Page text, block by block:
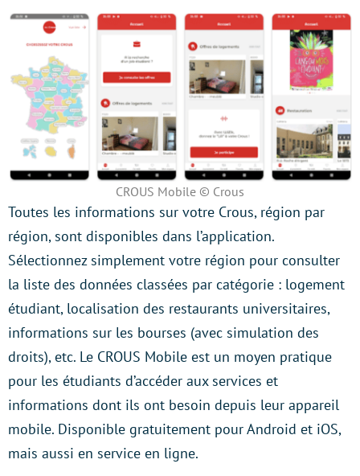
CROUS Mobile © Crous
Toutes les informations sur votre Crous, région par
région, sont disponibles dans l’application.
Sélectionnez simplement votre région pour consulter
la liste des données classées par catégorie : logement
étudiant, localisation des restaurants universitaires,
informations sur les bourses (avec simulation des
droits), etc. Le CROUS Mobile est un moyen pratique
pour les étudiants d’accéder aux services et
informations dont ils ont besoin depuis leur appareil
mobile. Disponible gratuitement pour Android et iOS,
mais aussi en service en ligne.